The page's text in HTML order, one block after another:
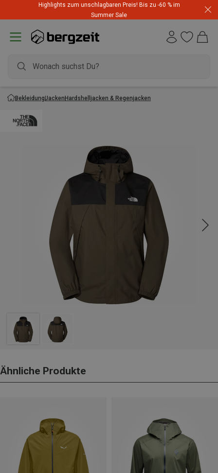
Highlights zum unschlagbaren Preis! Bis zu -60 % im
Summer Sale
BekleidungJackenHardshelljacken & Regenjacken
Ähnliche Produkte